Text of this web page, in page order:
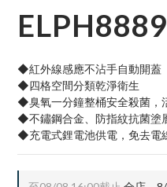
ELPH8889
◆紅外線感應不沾手自動開蓋
◆四格空間分類乾淨衛生
◆臭氧一分鐘整桶安全殺菌，
◆不鏽鋼合金、防指紋抗菌塗
◆充電式鋰電池供電，免去電